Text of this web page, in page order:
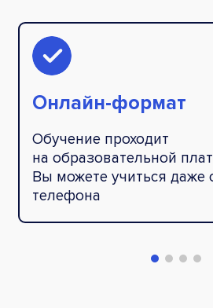
Онлайн-формат
Обучение проходит
на образовательной
Вы можете учиться даже
телефона